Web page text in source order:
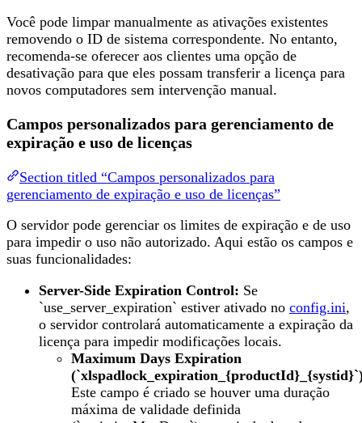
Você pode limpar manualmente as ativações existentes
removendo o ID de sistema correspondente. No entanto,
recomenda-se oferecer aos clientes uma opção de
desativação para que eles possam transferir a licença para
novos computadores sem intervenção manual.
Campos personalizados para gerenciamento de
expiração e uso de licenças
Section titled “Campos personalizados para
gerenciamento de expiração e uso de licenças”
O servidor pode gerenciar os limites de expiração e de uso
para impedir o uso não autorizado. Aqui estão os campos e
suas funcionalidades:
Server-Side Expiration Control: Se
`use_server_expiration` estiver ativado no config.ini,
o servidor controlará automaticamente a expiração da
licença para impedir modificações locais.
Maximum Days Expiration
Este campo é criado se houver uma duração
máxima de validade definida